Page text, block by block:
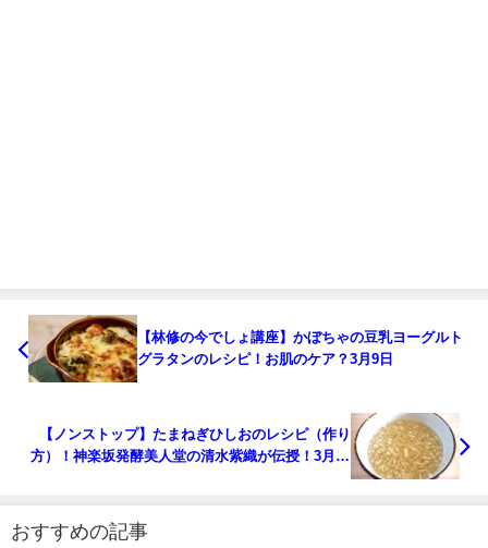
【林修の今でしょ講座】かぼちゃの豆乳ヨーグルト
グラタンのレシピ！お肌のケア？3月9日
【ノンストップ】たまねぎひしおのレシピ（作り
方）！神楽坂発酵美人堂の清水紫織が伝授！3月10
おすすめの記事